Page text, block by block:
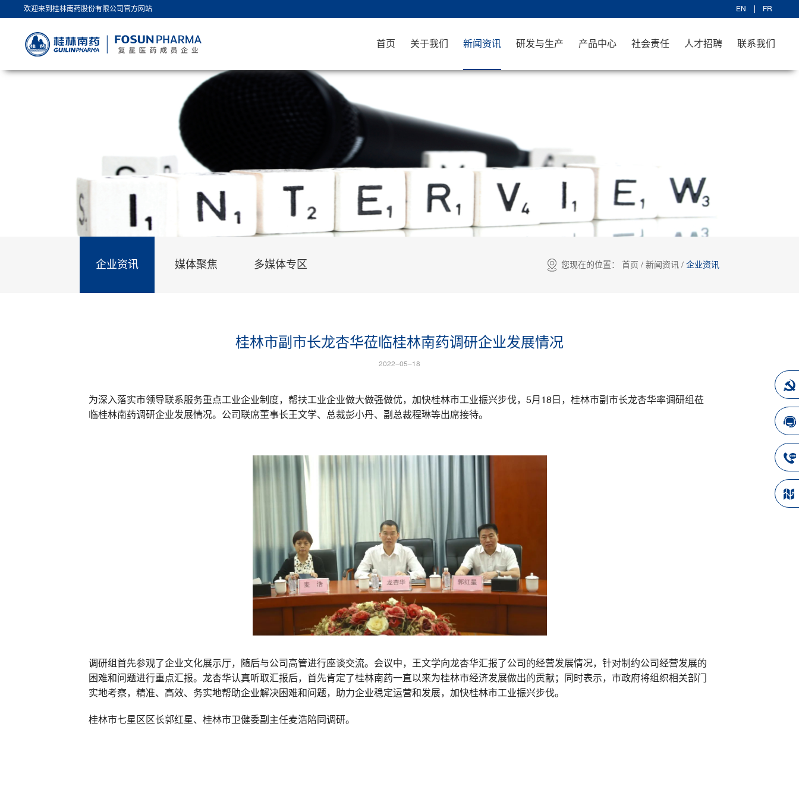
欢迎来到桂林南药股份有限公司官方网站 EN FR
首页 关于我们 新闻资讯 研发与生产 产品中心 社会责任 人才招聘 联系我们
企业资讯 媒体聚焦 多媒体专区 您现在的位置： 首页 / 新闻资讯 / 企业资讯
桂林市副市长龙杏华莅临桂林南药调研企业发展情况
2022-05-18
为深入落实市领导联系服务重点工业企业制度，帮扶工业企业做大做强做优，加快桂林市工业振兴步伐，5月18日，桂林市副市长龙杏华率调研组莅
临桂林南药调研企业发展情况。公司联席董事长王文学、总裁彭小丹、副总裁程琳等出席接待。
调研组首先参观了企业文化展示厅，随后与公司高管进行座谈交流。会议中，王文学向龙杏华汇报了公司的经营发展情况，针对制约公司经营发展的
困难和问题进行重点汇报。龙杏华认真听取汇报后，首先肯定了桂林南药一直以来为桂林市经济发展做出的贡献；同时表示，市政府将组织相关部门
实地考察，精准、高效、务实地帮助企业解决困难和问题，助力企业稳定运营和发展，加快桂林市工业振兴步伐。
桂林市七星区区长郭红星、桂林市卫健委副主任麦浩陪同调研。